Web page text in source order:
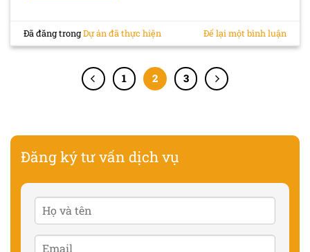
Đã đăng trongDự án đã thực hiện Để lại một bình luận
1 2 3
Đăng ký tư vấn dịch vụ